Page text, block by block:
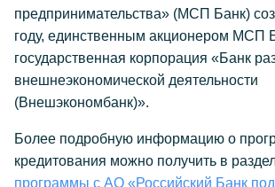
предпринимательства» (МСП Банк)
году, единственным акционером МСП
государственная корпорация «Банк
внешнеэкономической деятельности
(Внешэкономбанк)».
Более подробную информацию о
кредитования можно получить в
программы с АО «Российский Банк